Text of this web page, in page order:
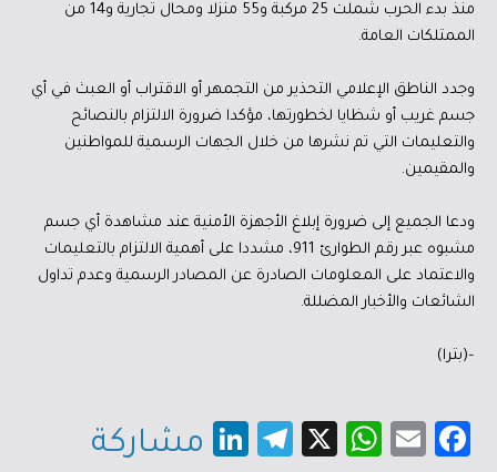
منذ بدء الحرب شملت 25 مركبة و55 منزلا ومحال تجارية و14 من
الممتلكات العامة.
وجدد الناطق الإعلامي التحذير من التجمهر أو الاقتراب أو العبث في أي
جسم غريب أو شظايا لخطورتها، مؤكدا ضرورة الالتزام بالنصائح
والتعليمات التي تم نشرها من خلال الجهات الرسمية للمواطنين
والمقيمين.
ودعا الجميع إلى ضرورة إبلاغ الأجهزة الأمنية عند مشاهدة أي جسم
مشبوه عبر رقم الطوارئ 911، مشددا على أهمية الالتزام بالتعليمات
والاعتماد على المعلومات الصادرة عن المصادر الرسمية وعدم تداول
الشائعات والأخبار المضللة.
–(بترا)
Fa
E
W
X
Te
Li
مشاركة